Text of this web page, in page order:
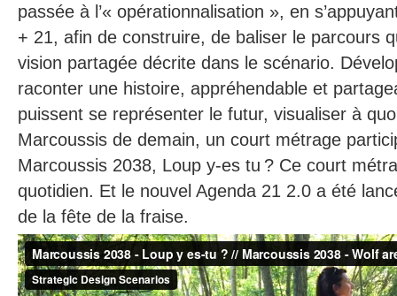
passée à l’« opérationnalisation », en
+ 21, afin de construire, de baliser le parcours
vision partagée décrite dans le scénario.
raconter une histoire, appréhendable et
puissent se représenter le futur, visualiser à
Marcoussis de demain, un court métrage
Marcoussis 2038, Loup y-es tu ? Ce court
quotidien. Et le nouvel Agenda 21 2.0 a été
de la fête de la fraise.